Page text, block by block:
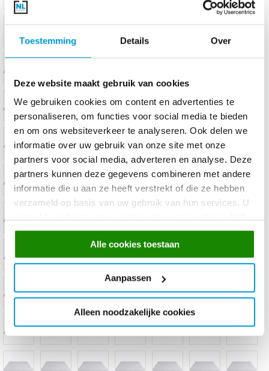
Toestemming Details Over
Deze website maakt gebruik van cookies
We gebruiken cookies om content en advertenties te
personaliseren, om functies voor social media te bieden
en om ons websiteverkeer te analyseren. Ook delen we
informatie over uw gebruik van onze site met onze
partners voor social media, adverteren en analyse. Deze
partners kunnen deze gegevens combineren met andere
informatie die u aan ze heeft verstrekt of die ze hebben
verzameld op basis van uw gebruik van hun services. U
gebruiken.
Alle cookies toestaan
Aanpassen
Alleen noodzakelijke cookies